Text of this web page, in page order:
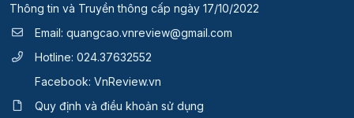
Thông tin và Truyền thông cấp ngày 17/10/2022
Email: quangcao.vnreview@gmail.com
Hotline: 024.37632552
Facebook: VnReview.vn
Quy định và điều khoản sử dụng